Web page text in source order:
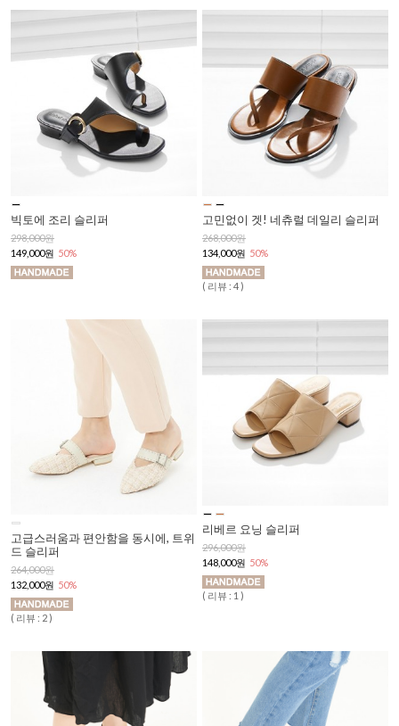
빅토에 조리 슬리퍼
298,000원
149,000원 50%
고민없이 겟! 네츄럴 데일리 슬리퍼
268,000원
134,000원 50%
( 리뷰 : 4 )
고급스러움과 편안함을 동시에, 트위
드 슬리퍼
264,000원
132,000원 50%
( 리뷰 : 2 )
리베르 요닝 슬리퍼
296,000원
148,000원 50%
( 리뷰 : 1 )